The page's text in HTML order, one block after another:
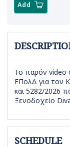
Add
Το παρόν video
ΕΠολΔ για τον
και 5282/2026
Ξενοδοχείο
SCHEDULE